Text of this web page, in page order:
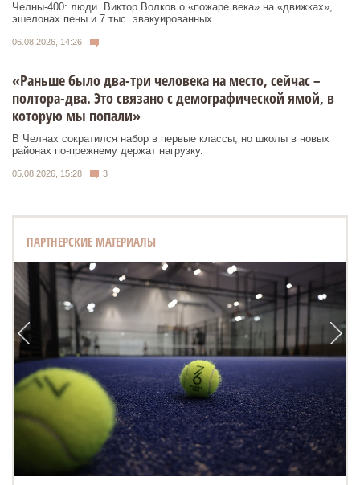
Челны-400: люди. Виктор Волков о «пожаре века» на «движках»,
эшелонах пены и 7 тыс. эвакуированных.
06.08.2026, 14:26
«Раньше было два-три человека на место, сейчас –
полтора-два. Это связано с демографической ямой, в
которую мы попали»
В Челнах сократился набор в первые классы, но школы в новых
районах по-прежнему держат нагрузку.
05.08.2026, 15:28 3
ПАРТНЕРСКИЕ МАТЕРИАЛЫ